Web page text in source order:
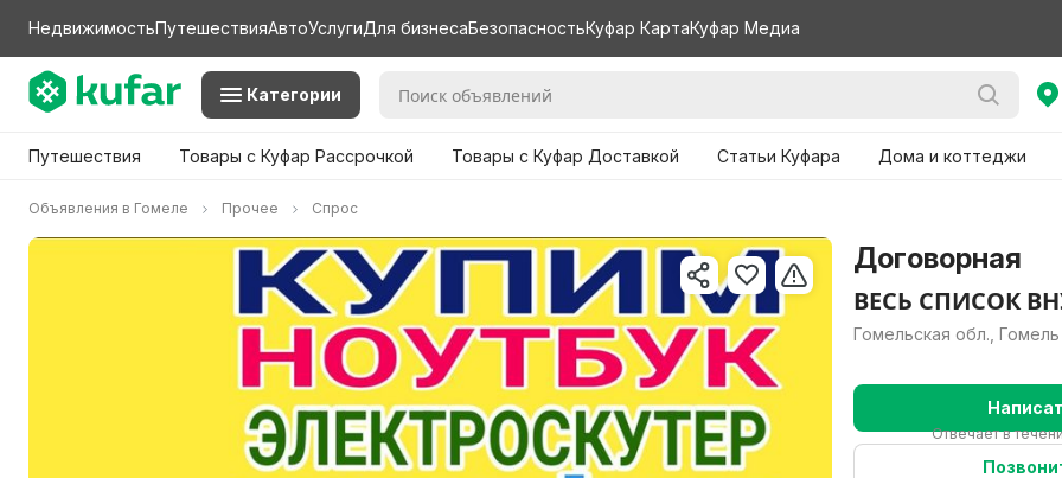
НедвижимостьПутешествияАвтоУслугиДля бизнесаБезопасностьКуфар КартаКуфар Медиа
Категории
Путешествия Товары с Куфар Рассрочкой Товары с Куфар Доставкой Статьи Куфара Дома и коттеджи
Объявления в Гомеле Прочее Спрос
Договорная
ВЕСЬ СПИСОК
Гомельская обл., Гомель
Отвечает в